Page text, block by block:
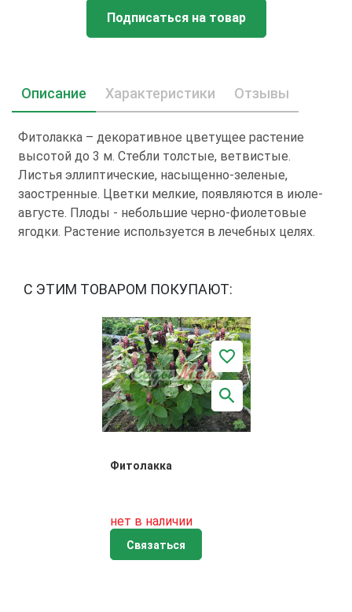
Подписаться на товар
Описание Характеристики Отзывы
Фитолакка – декоративное цветущее растение
высотой до 3 м. Стебли толстые, ветвистые.
Листья эллиптические, насыщенно-зеленые,
заостренные. Цветки мелкие, появляются в июле-
августе. Плоды - небольшие черно-фиолетовые
ягодки. Растение используется в лечебных целях.
С ЭТИМ ТОВАРОМ ПОКУПАЮТ:
Фитолакка
нет в наличии
Связаться